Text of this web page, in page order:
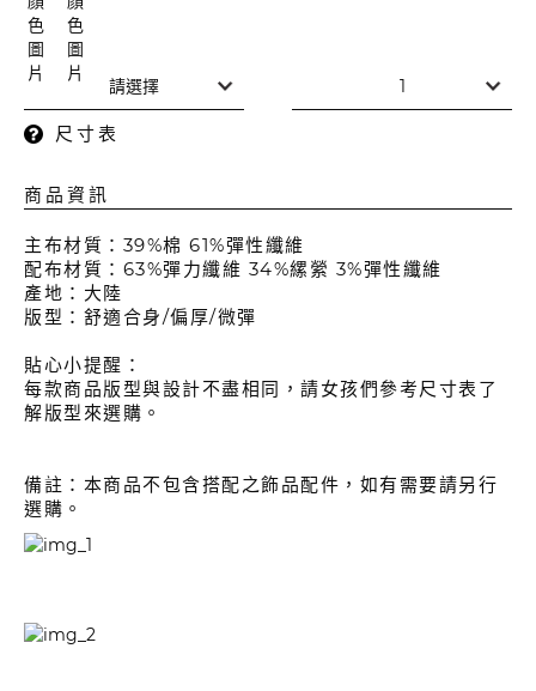
尺寸表
商品資訊
主布材質：39%棉 61%彈性纖維
配布材質：63%彈力纖維 34%縲縈 3%彈性纖維
產地：大陸
版型：舒適合身/偏厚/微彈
貼心小提醒：
每款商品版型與設計不盡相同，請女孩們參考尺寸表了
解版型來選購。
備註：本商品不包含搭配之飾品配件，如有需要請另行
選購。